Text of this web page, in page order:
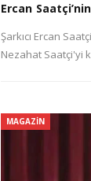
Ercan
Şarkıcı Ercan
Nezahat Saatçi'yi
MAGAZIN